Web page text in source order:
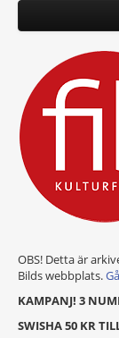
OBS! Detta är
Bilds webbplats.
KAMPANJ! 3
SWISHA 50 KR